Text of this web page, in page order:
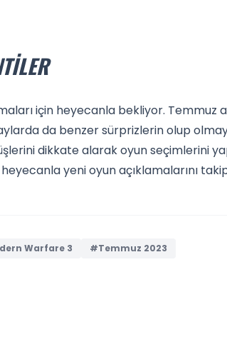
için heyecanla bekliyor. Temmuz
da benzer sürprizlerin olup
dikkate alarak oyun seçimlerini
yeni oyun açıklamalarını
Warfare 3 #Temmuz 2023